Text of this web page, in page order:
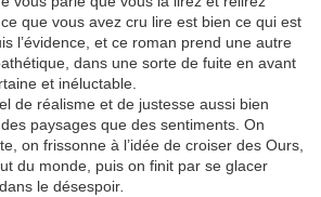
que vous avez cru lire est bien ce qui est
l’évidence, et ce roman prend une autre
dans une sorte de fuite en avant
et inéluctable.
de réalisme et de justesse aussi bien
paysages que des sentiments. On
on frissonne à l’idée de croiser des Ours,
du monde, puis on finit par se glacer
le désespoir